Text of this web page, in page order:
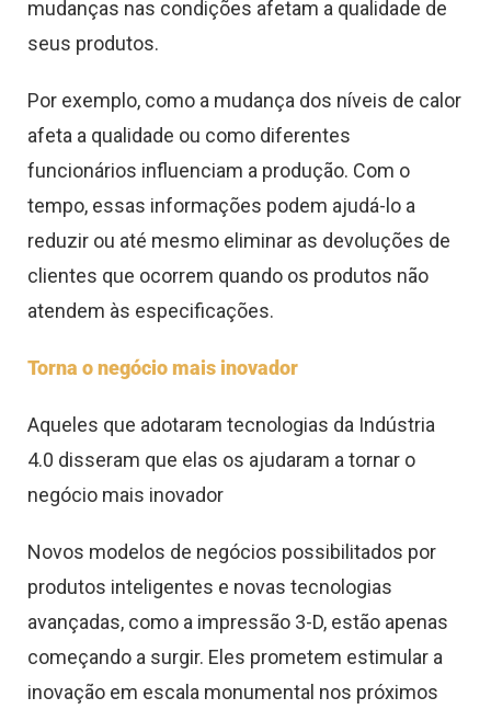
mudanças nas condições afetam a qualidade de
seus produtos.
Por exemplo, como a mudança dos níveis de calor
afeta a qualidade ou como diferentes
funcionários influenciam a produção. Com o
tempo, essas informações podem ajudá-lo a
reduzir ou até mesmo eliminar as devoluções de
clientes que ocorrem quando os produtos não
atendem às especificações.
Torna o negócio mais inovador
Aqueles que adotaram tecnologias da Indústria
4.0 disseram que elas os ajudaram a tornar o
negócio mais inovador
Novos modelos de negócios possibilitados por
produtos inteligentes e novas tecnologias
avançadas, como a impressão 3-D, estão apenas
começando a surgir. Eles prometem estimular a
inovação em escala monumental nos próximos